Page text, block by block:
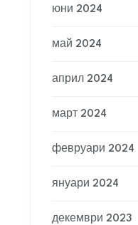
юни 2024
май 2024
април 2024
март 2024
февруари 2024
януари 2024
декември 2023